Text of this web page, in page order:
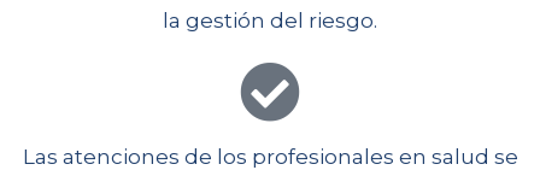
la gestión del riesgo.
Las atenciones de los profesionales en salud se